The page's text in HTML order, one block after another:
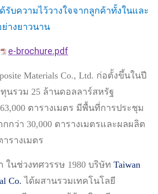
รับความไว้วางใจจากลูกค้าทั้งในและ
ย่างยาวนาน
e-brochure.pdf
Materials Co., Ltd. ก่อตั้งขึ้นในปี
ทุนรวม 25 ล้านดอลลาร์สหรัฐ
ตารางเมตร มีพื้นที่การประชุม
กว่า 30,000 ตารางเมตรและผลผลิต
รางเมตร
ในช่วงทศวรรษ 1980 บริษัท Taiwan
Co. ได้ผสานรวมเทคโนโลยี